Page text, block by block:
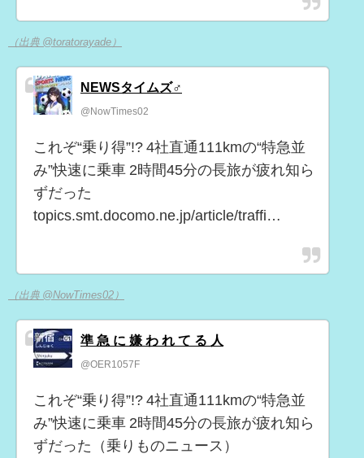
（出典 @toratorayade）
NEWSタイムズ♂︎
@NowTimes02
これぞ“乗り得”!? 4社直通111kmの“特急並
み”快速に乗車 2時間45分の長旅が疲れ知ら
ずだった
topics.smt.docomo.ne.jp/article/traffi…
（出典 @NowTimes02）
準 急 に 嫌 わ れ て る 人
@OER1057F
これぞ“乗り得”!? 4社直通111kmの“特急並
み”快速に乗車 2時間45分の長旅が疲れ知ら
ずだった（乗りものニュース）